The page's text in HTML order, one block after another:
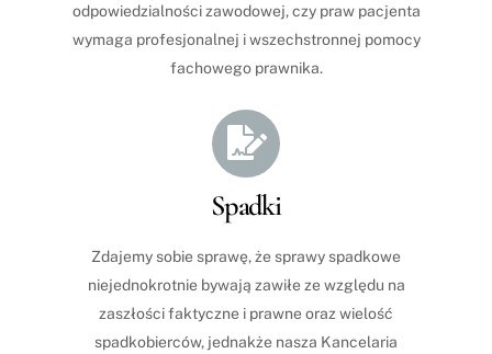
odpowiedzialności zawodowej, czy praw pacjenta
wymaga profesjonalnej i wszechstronnej pomocy
fachowego prawnika.
Icon
label
Spadki
Zdajemy sobie sprawę, że sprawy spadkowe
niejednokrotnie bywają zawiłe ze względu na
zaszłości faktyczne i prawne oraz wielość
spadkobierców, jednakże nasza Kancelaria